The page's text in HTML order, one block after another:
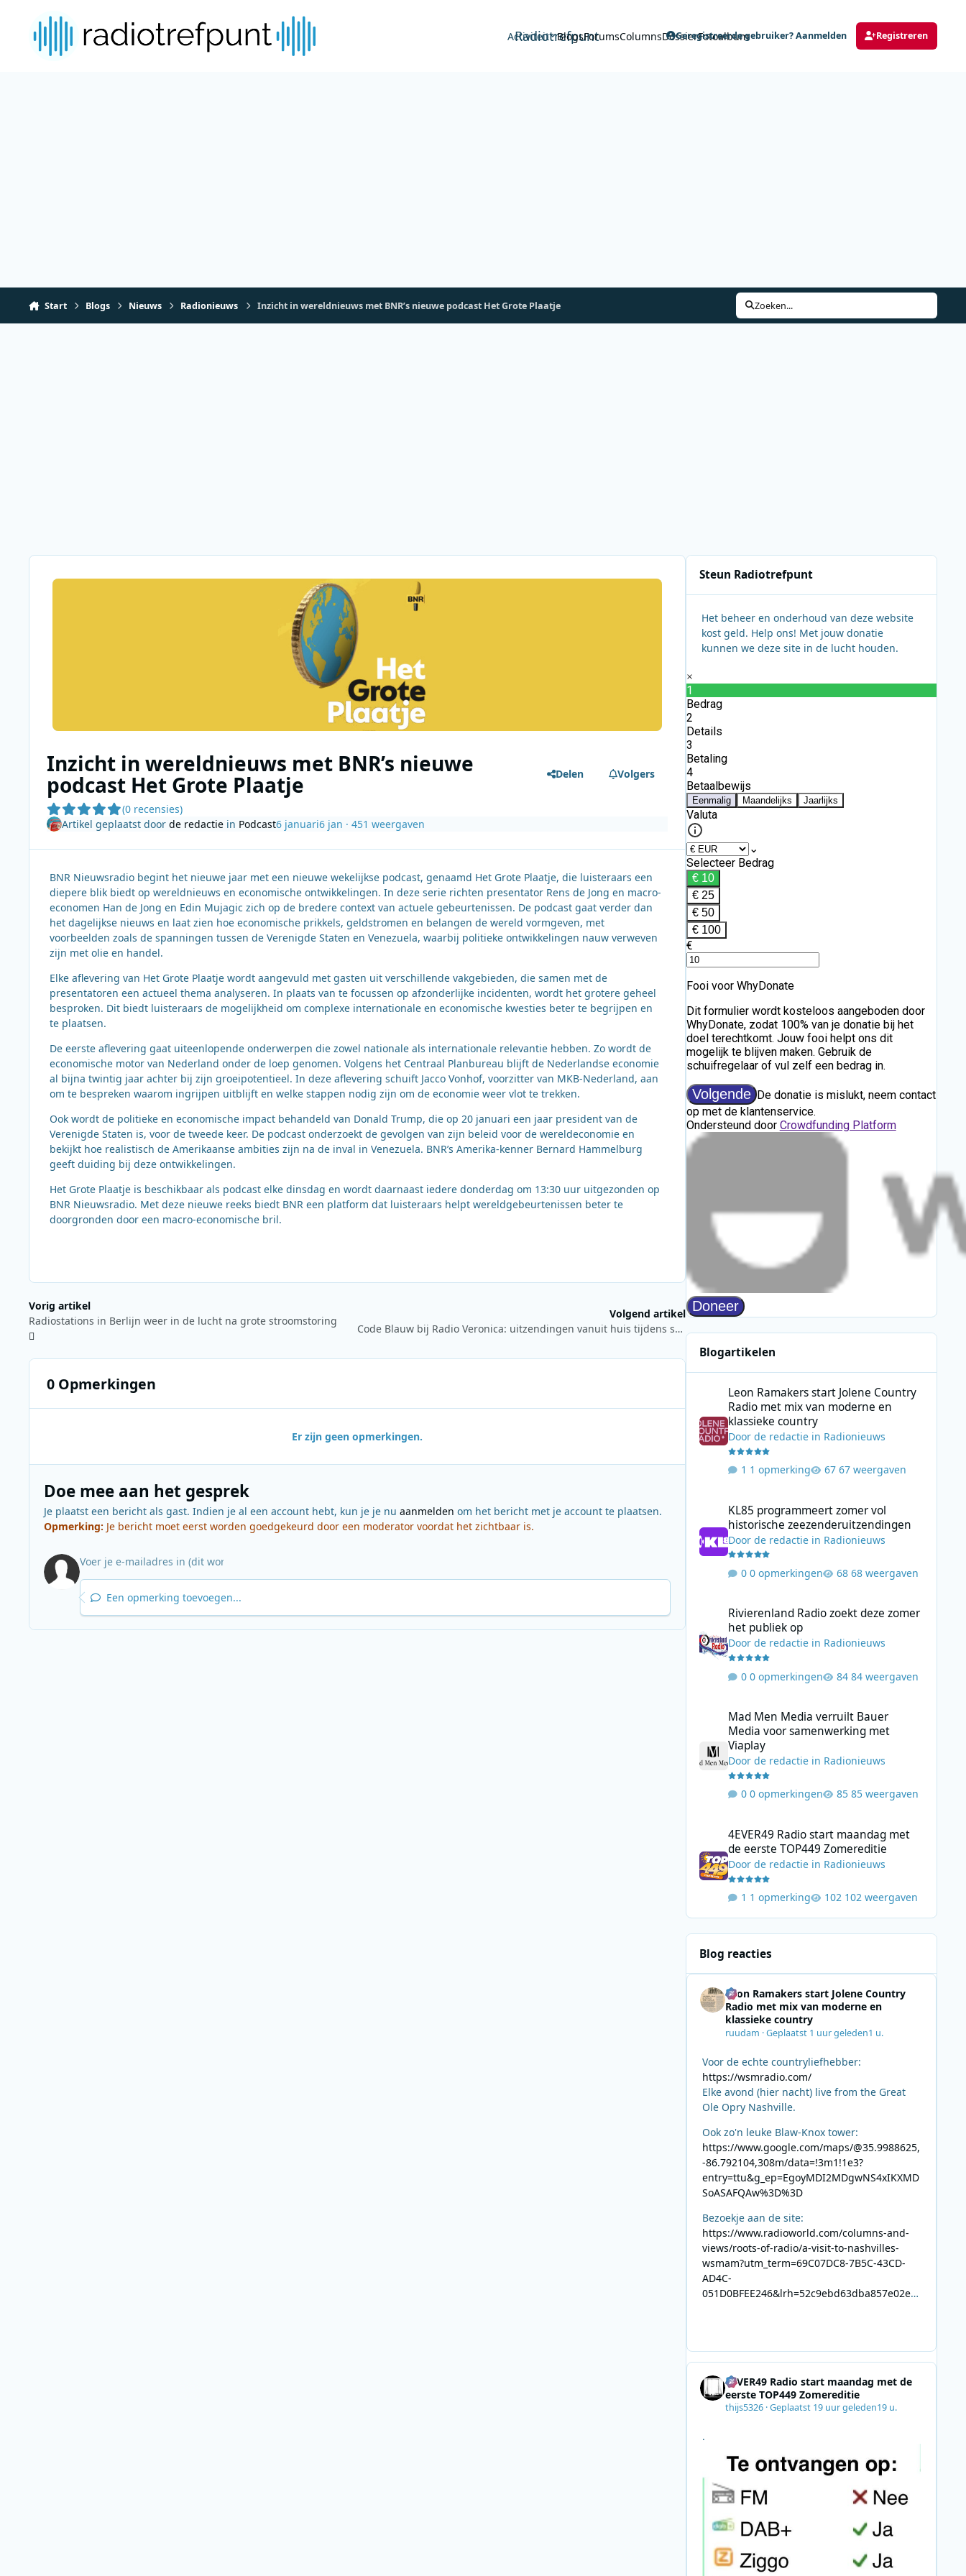
Radiotrefpunt
Activiteit BlogsForumsColumnsDossierFotoalbum
Geregistreerde gebruiker? Aanmelden Registreren
Start Blogs Nieuws Radionieuws Inzicht in wereldnieuws met BNR’s nieuwe podcast Het Grote Plaatje Zoeken...
Inzicht in wereldnieuws met BNR’s nieuwe
podcast Het Grote Plaatje
(0 recensies)
Delen Volgers
Artikel geplaatst door de redactiein Podcast6 januari6 jan · 451 weergaven
BNR Nieuwsradio begint het nieuwe jaar met een nieuwe wekelijkse podcast, genaamd Het Grote Plaatje, die luisteraars een
diepere blik biedt op wereldnieuws en economische ontwikkelingen. In deze serie richten presentator Rens de Jong en macro-
economen Han de Jong en Edin Mujagic zich op de bredere context van actuele gebeurtenissen. De podcast gaat verder dan
het dagelijkse nieuws en laat zien hoe economische prikkels, geldstromen en belangen de wereld vormgeven, met
voorbeelden zoals de spanningen tussen de Verenigde Staten en Venezuela, waarbij politieke ontwikkelingen nauw verweven
zijn met olie en handel.
Elke aflevering van Het Grote Plaatje wordt aangevuld met gasten uit verschillende vakgebieden, die samen met de
presentatoren een actueel thema analyseren. In plaats van te focussen op afzonderlijke incidenten, wordt het grotere geheel
besproken. Dit biedt luisteraars de mogelijkheid om complexe internationale en economische kwesties beter te begrijpen en
te plaatsen.
De eerste aflevering gaat uiteenlopende onderwerpen die zowel nationale als internationale relevantie hebben. Zo wordt de
economische motor van Nederland onder de loep genomen. Volgens het Centraal Planbureau blijft de Nederlandse economie
al bijna twintig jaar achter bij zijn groeipotentieel. In deze aflevering schuift Jacco Vonhof, voorzitter van MKB-Nederland, aan
om te bespreken waarom ingrijpen uitblijft en welke stappen nodig zijn om de economie weer vlot te trekken.
Ook wordt de politieke en economische impact behandeld van Donald Trump, die op 20 januari een jaar president van de
Verenigde Staten is, voor de tweede keer. De podcast onderzoekt de gevolgen van zijn beleid voor de wereldeconomie en
bekijkt hoe realistisch de Amerikaanse ambities zijn na de inval in Venezuela. BNR’s Amerika-kenner Bernard Hammelburg
geeft duiding bij deze ontwikkelingen.
Het Grote Plaatje is beschikbaar als podcast elke dinsdag en wordt daarnaast iedere donderdag om 13:30 uur uitgezonden op
BNR Nieuwsradio. Met deze nieuwe reeks biedt BNR een platform dat luisteraars helpt wereldgebeurtenissen beter te
doorgronden door een macro-economische bril.
Vorig artikel
Radiostations in Berlijn weer in de lucht na grote stroomstoring
Volgend artikel
Code Blauw bij Radio Veronica: uitzendingen vanuit huis tijdens sneeuwval
0 Opmerkingen
Er zijn geen opmerkingen.
Doe mee aan het gesprek
Je plaatst een bericht als gast. Indien je al een account hebt, kun je je nu aanmelden om het bericht met je account te plaatsen.
Opmerking: Je bericht moet eerst worden goedgekeurd door een moderator voordat het zichtbaar is.
Een opmerking toevoegen...
Steun Radiotrefpunt
Het beheer en onderhoud van deze website
kost geld. Help ons! Met jouw donatie
kunnen we deze site in de lucht houden.
Blogartikelen
Leon Ramakers start Jolene Country
Radio met mix van moderne en
klassieke country
Door de redactiein Radionieuws
1 opmerking 67 weergaven
KL85 programmeert zomer vol
historische zeezenderuitzendingen
Door de redactiein Radionieuws
0 opmerkingen 68 weergaven
Rivierenland Radio zoekt deze zomer
het publiek op
Door de redactiein Radionieuws
0 opmerkingen 84 weergaven
Mad Men Media verruilt Bauer
Media voor samenwerking met
Viaplay
Door de redactiein Radionieuws
0 opmerkingen 85 weergaven
4EVER49 Radio start maandag met
de eerste TOP449 Zomereditie
Door de redactiein Radionieuws
1 opmerking 102 weergaven
Blog reacties
Leon Ramakers start Jolene Country
Radio met mix van moderne en
klassieke country
ruudam ·Geplaatst 1 uur geleden1 u.
Voor de echte countryliefhebber:
https://wsmradio.com/
Elke avond (hier nacht) live from the Great
Ole Opry Nashville.
Ook zo'n leuke Blaw-Knox tower:
https://www.google.com/maps/@35.9988625,
-86.792104,308m/data=!3m1!1e3?
entry=ttu&g_ep=EgoyMDI2MDgwNS4xIKXMD
SoASAFQAw%3D%3D
Bezoekje aan de site:
https://www.radioworld.com/columns-and-
views/roots-of-radio/a-visit-to-nashvilles-
wsmam?utm_term=69C07DC8-7B5C-43CD-
AD4C-
051D0BFEE246&lrh=52c9ebd63dba857e02ec
AB2831C8A639&utm_medium=email&utm_co
8F09201A140D&utm_source=SmartBrief
4EVER49 Radio start maandag met de
eerste TOP449 Zomereditie
thijs5326·Geplaatst 19 uur geleden19 u.
.